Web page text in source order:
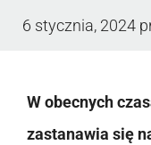
6 stycznia, 2024
W obecnych
zastanawia się